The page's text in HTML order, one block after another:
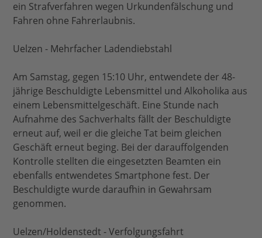
ein Strafverfahren wegen Urkundenfälschung und
Fahren ohne Fahrerlaubnis.
Uelzen - Mehrfacher Ladendiebstahl
Am Samstag, gegen 15:10 Uhr, entwendete der 48-
jährige Beschuldigte Lebensmittel und Alkoholika aus
einem Lebensmittelgeschäft. Eine Stunde nach
Aufnahme des Sachverhalts fällt der Beschuldigte
erneut auf, weil er die gleiche Tat beim gleichen
Geschäft erneut beging. Bei der darauffolgenden
Kontrolle stellten die eingesetzten Beamten ein
ebenfalls entwendetes Smartphone fest. Der
Beschuldigte wurde daraufhin in Gewahrsam
genommen.
Uelzen/Holdenstedt - Verfolgungsfahrt